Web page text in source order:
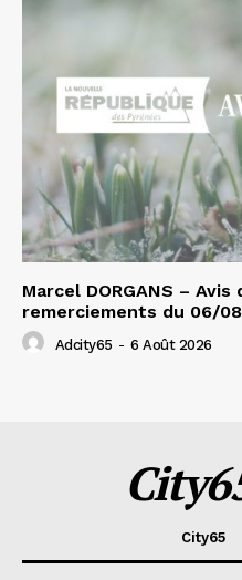
Marcel DORGANS – Avis
remerciements du 06/
Adcity65 - 6 Août 2026
City65